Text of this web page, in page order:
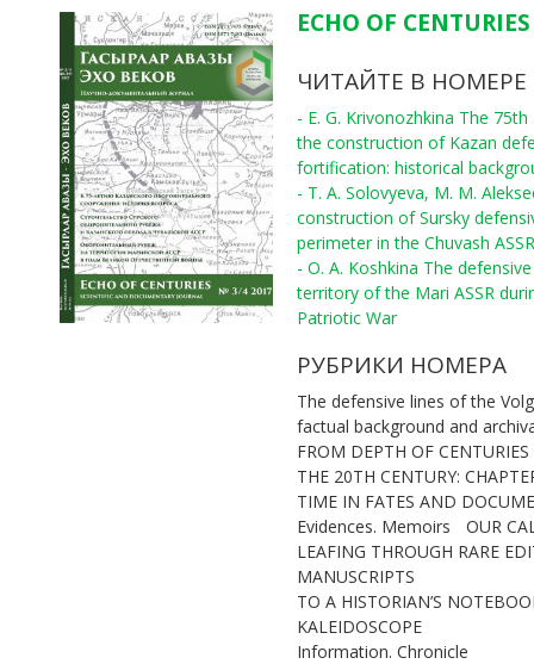
ECHO OF
ЧИТАЙТЕ В НОМЕРЕ
- E. G. Krivonozhkina The
the construction of Kazan
fortification: historical
- T. A. Solovyeva, M. M.
construction of Sursky
perimeter in the Chuvash ASSR
- O. A. Koshkina The
territory of the Mari ASSR
Patriotic War
РУБРИКИ НОМЕРА
The defensive lines of the
factual background and
FROM DEPTH OF CENTURIES
THE 20TH CENTURY:
TIME IN FATES AND
Evidences. Memoirs
OUR
LEAFING THROUGH RARE
MANUSCRIPTS
TO A HISTORIAN’S
KALEIDOSCOPE
Information. Chronicle